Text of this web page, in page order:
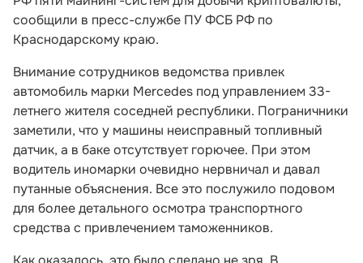
сообщили в пресс-службе ПУ ФСБ РФ по
Краснодарскому краю.
Внимание сотрудников ведомства привлек
автомобиль марки Mercedes под управлением 33-
летнего жителя соседней республики. Пограничники
заметили, что у машины неисправный топливный
датчик, а в баке отсутствует горючее. При этом
водитель иномарки очевидно нервничал и давал
путанные объяснения. Все это послужило подовом
для более детального осмотра транспортного
средства с привлечением таможенников.